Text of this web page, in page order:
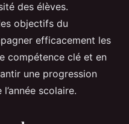
des élèves.
objectifs du
efficacement les
compétence clé et en
une progression
scolaire.